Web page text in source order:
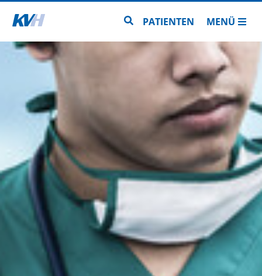
Zur Startseite Zur Seitensuche
PATIENTEN MENÜ